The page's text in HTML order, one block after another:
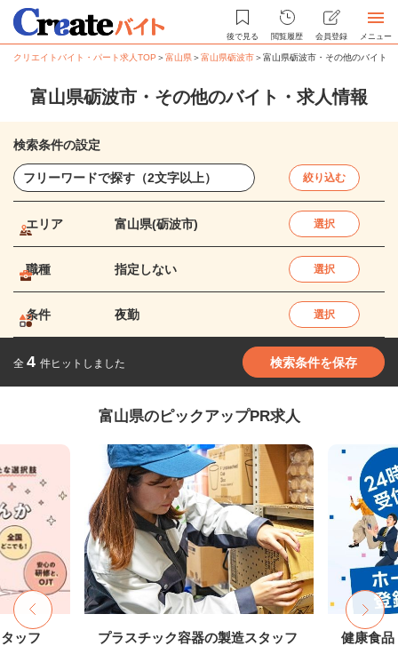
後で見る 閲覧履歴 会員登録 メニュー
クリエイトバイト・パート求人TOP ＞富山県＞富山県砺波市＞富山県砺波市・その他のバイト
富山県砺波市・その他のバイト・求人情報
検索条件の設定
絞り込む
エリア 富山県(砺波市) 選択
職種 指定しない 選択
条件 夜勤 選択
全 4 件ヒットしました 検索条件を保存
富山県のピックアップPR求人
ッフ プラスチック容器の製造スタッフ
健康食品